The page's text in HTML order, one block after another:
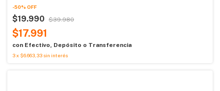
-50% OFF
$19.990 $39.980
$17.991
con Efectivo, Depósito o Transferencia
3x $6.663,33 sin interés